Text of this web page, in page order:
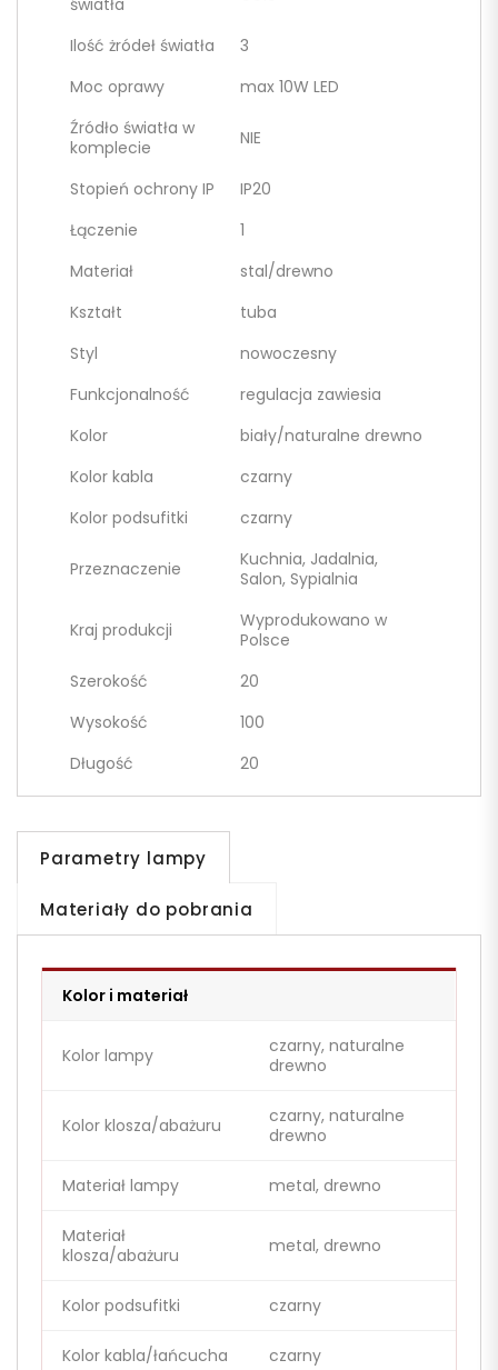
światła
Ilość żródeł światła
3
Moc oprawy
max 10W LED
Źródło światła w
komplecie
NIE
Stopień ochrony IP
IP20
Łączenie
1
Materiał
stal/drewno
Kształt
tuba
Styl
nowoczesny
Funkcjonalność
regulacja zawiesia
Kolor
biały/naturalne drewno
Kolor kabla
czarny
Kolor podsufitki
czarny
Przeznaczenie
Kuchnia, Jadalnia,
Salon, Sypialnia
Kraj produkcji
Wyprodukowano w
Polsce
Szerokość
20
Wysokość
100
Długość
20
Parametry lampy
Materiały do pobrania
Kolor i materiał
Kolor lampy
czarny, naturalne
drewno
Kolor klosza/abażuru
czarny, naturalne
drewno
Materiał lampy metal, drewno
Materiał
klosza/abażuru
metal, drewno
Kolor podsufitki czarny
Kolor kabla/łańcucha czarny